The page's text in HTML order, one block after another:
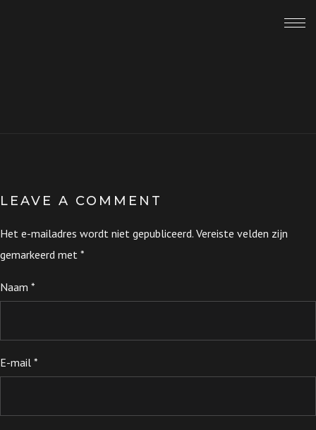
LEAVE A COMMENT
Het e-mailadres wordt niet gepubliceerd. Vereiste velden zijn
gemarkeerd met *
Naam *
E-mail *